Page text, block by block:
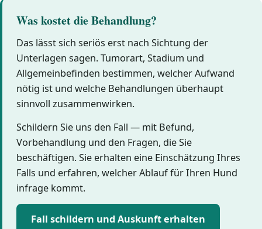
Was kostet die Behandlung?
Das lässt sich seriös erst nach Sichtung der
Unterlagen sagen. Tumorart, Stadium und
Allgemeinbefinden bestimmen, welcher Aufwand
nötig ist und welche Behandlungen überhaupt
sinnvoll zusammenwirken.
Schildern Sie uns den Fall — mit Befund,
Vorbehandlung und den Fragen, die Sie
beschäftigen. Sie erhalten eine Einschätzung Ihres
Falls und erfahren, welcher Ablauf für Ihren Hund
infrage kommt.
Fall schildern und Auskunft erhalten